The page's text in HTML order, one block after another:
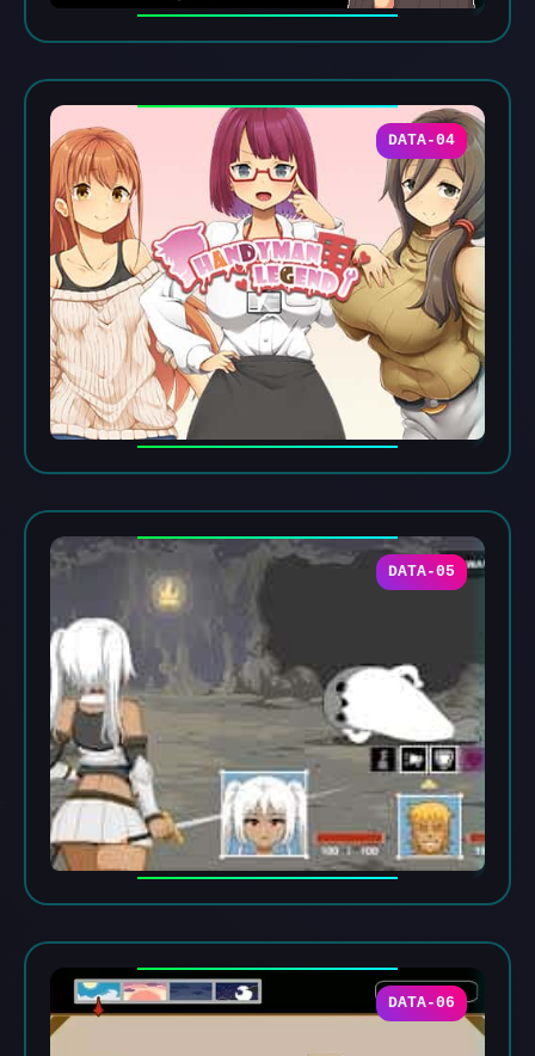
DATA-04
DATA-05
DATA-06